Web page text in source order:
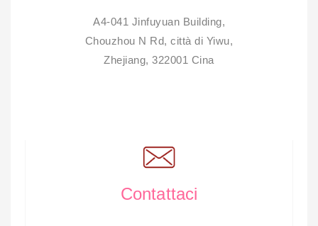
A4-041 Jinfuyuan Building,
Chouzhou N Rd, città di Yiwu,
Zhejiang, 322001 Cina
Contattaci